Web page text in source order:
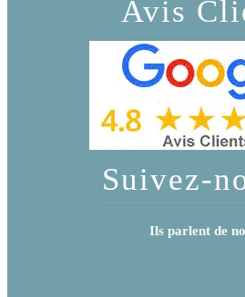
Avis
Suivez-
Ils parlent de